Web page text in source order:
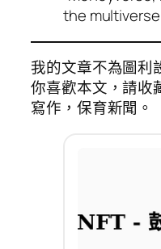
the multiverse
我的文章不為圖利
你喜歡本文，請收
寫作，保育新聞。